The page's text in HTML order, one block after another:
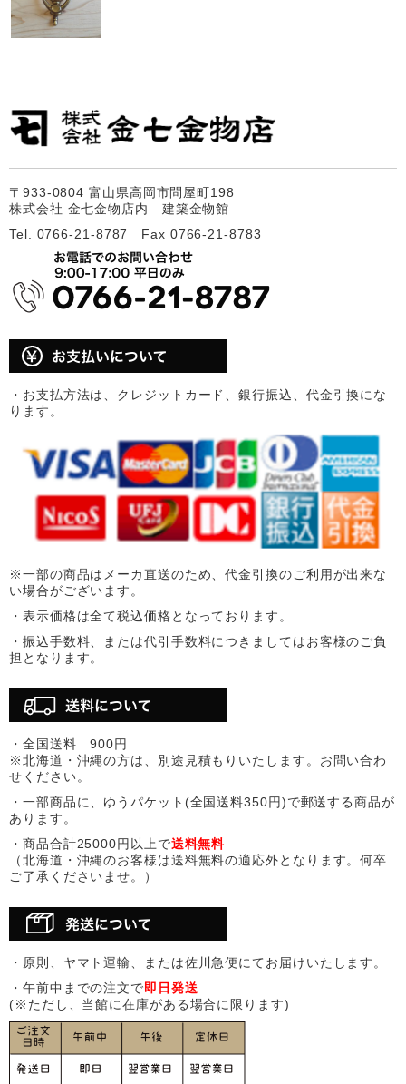
〒933-0804 富山県高岡市問屋町198
株式会社 金七金物店内 建築金物館
Tel. 0766-21-8787 Fax 0766-21-8783
・お支払方法は、クレジットカード、銀行振込、代金引換にな
ります。
※一部の商品はメーカ直送のため、代金引換のご利用が出来な
い場合がございます。
・表示価格は全て税込価格となっております。
・振込手数料、または代引手数料につきましてはお客様のご負
担となります。
・全国送料 900円
※北海道・沖縄の方は、別途見積もりいたします。お問い合わ
せください。
・一部商品に、ゆうパケット(全国送料350円)で郵送する商品が
あります。
・商品合計25000円以上で送料無料
（北海道・沖縄のお客様は送料無料の適応外となります。何卒
ご了承くださいませ。）
・原則、ヤマト運輸、または佐川急便にてお届けいたします。
・午前中までの注文で即日発送
(※ただし、当館に在庫がある場合に限ります)